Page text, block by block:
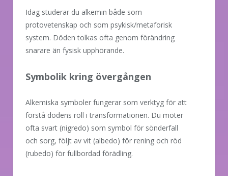
Idag studerar du alkemin både som
protovetenskap och som psykisk/metaforisk
system. Döden tolkas ofta genom förändring
snarare än fysisk upphörande.
Symbolik kring övergången
Alkemiska symboler fungerar som verktyg för att
förstå dödens roll i transformationen. Du möter
ofta svart (nigredo) som symbol för sönderfall
och sorg, följt av vit (albedo) för rening och röd
(rubedo) för fullbordad förädling.